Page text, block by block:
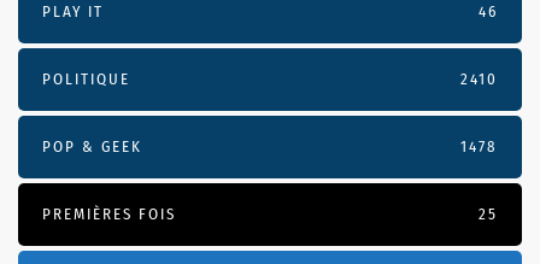
PLAY IT 46
POLITIQUE 2410
POP & GEEK 1478
PREMIÈRES FOIS 25